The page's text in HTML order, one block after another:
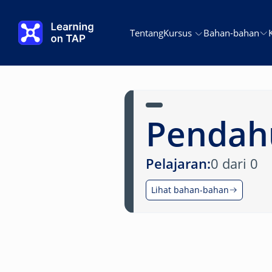
TentangKursus Bahan-bahan
Pelajaran:0 dari 0
Lihat bahan-bahan